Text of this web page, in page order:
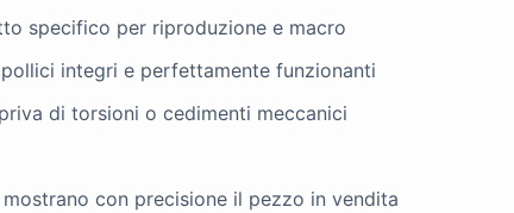
specifico per riproduzione e macro
integri e perfettamente funzionanti
di torsioni o cedimenti meccanici
con precisione il pezzo in vendita